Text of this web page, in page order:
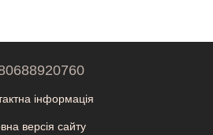
інформація
версія сайту